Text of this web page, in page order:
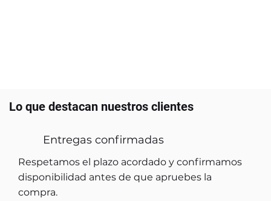
Lo que destacan nuestros clientes
Entregas confirmadas
Respetamos el plazo acordado y confirmamos
disponibilidad antes de que apruebes la
compra.